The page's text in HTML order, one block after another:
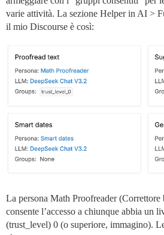
varie attività. La sezione Helper in AI >
il mio Discourse è così:
La persona Math Proofreader (Correttore
consente l’accesso a chiunque abbia un
(trust_level) 0 (o superiore, immagino).